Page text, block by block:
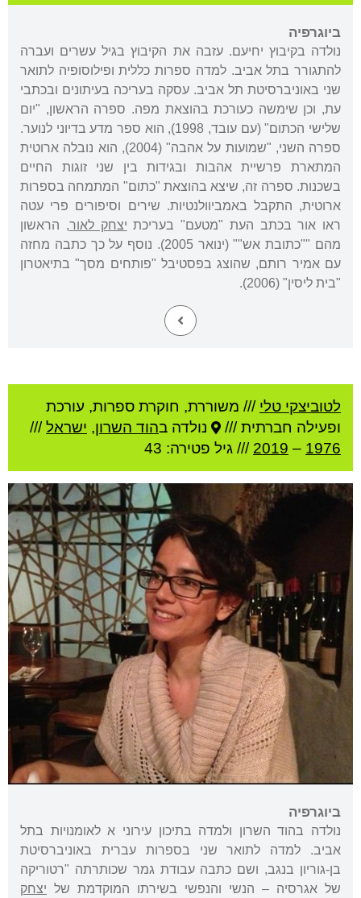
ביוגרפיה
נולדה בקיבוץ יחיעם. עזבה את הקיבוץ בגיל עשרים ועברה
להתגורר בתל אביב. למדה ספרות כללית ופילוסופיה לתואר
שני באוניברסיטת תל אביב. עסקה בעריכה בעיתונים ובכתבי
עת, וכן שימשה כעורכת בהוצאת מפה. ספרה הראשון, "יום
שלישי הכתום" (עם עובד, 1998), הוא ספר מדע בדיוני לנוער.
ספרה השני, "שמועות על אהבה" (2004), הוא נובלה ארוטית
המתארת פרשיית אהבות ובגידות בין שני זוגות החיים
בשכנות. ספרה זה, שיצא בהוצאת "כתום" המתמחה בספרות
ארוטית, התקבל באמביוולנטיות. שירים וסיפורים פרי עטה
ראו אור בכתב העת "מטעם" בעריכת יצחק לאור, הראשון
מהם ""כתובת אש"" (ינואר 2005). נוסף על כך כתבה מחזה
עם אמיר רותם, שהוצג בפסטיבל "פותחים מסך" בתיאטרון
"בית ליסין" (2006).
לטוביצקי טלי /// משוררת, חוקרת ספרות, עורכת
ופעילה חברתית ///
נולדה בהוד השרון, ישראל///
1976
–
2019 /// גיל פטירה: 43
ביוגרפיה
נולדה בהוד השרון ולמדה בתיכון עירוני א לאומנויות בתל
אביב. למדה לתואר שני בספרות עברית באוניברסיטת
בן-גוריון בנגב, ושם כתבה עבודת גמר שכותרתה "רטוריקה
של אגרסיה – הנשי והנפשי בשירתו המוקדמת של יצחק